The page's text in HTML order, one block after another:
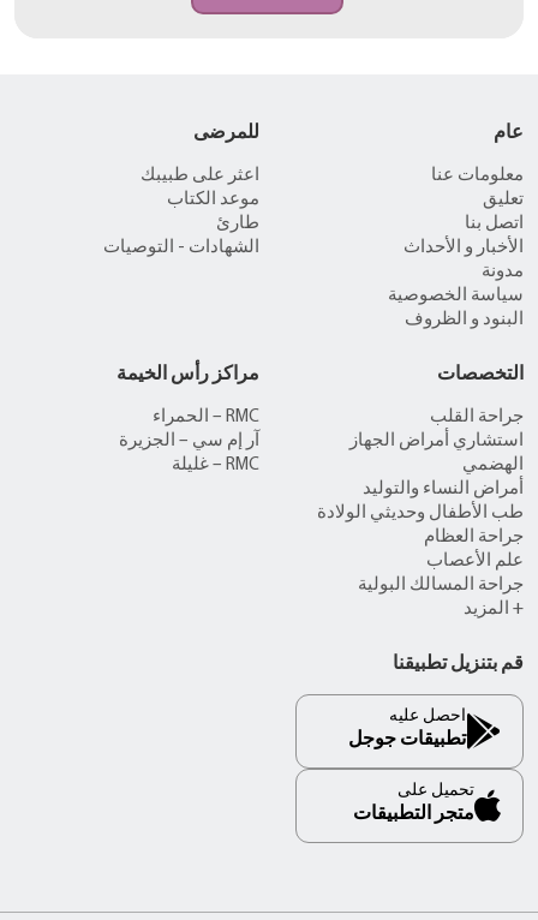
عام
معلومات عنا
تعليق
اتصل بنا
الأخبار و الأحداث
مدونة
سياسة الخصوصية
البنود و الظروف
للمرضى
اعثر على طبيبك
موعد الكتاب
طارئ
الشهادات - التوصيات
التخصصات
جراحة القلب
استشاري أمراض الجهاز
الهضمي
أمراض النساء والتوليد
طب الأطفال وحديثي الولادة
جراحة العظام
علم الأعصاب
جراحة المسالك البولية
+ المزيد
مراكز رأس الخيمة
RMC – الحمراء
آر إم سي – الجزيرة
RMC – غليلة
قم بتنزيل تطبيقنا
احصل عليه
تطبيقات جوجل
تحميل على
متجر التطبيقات